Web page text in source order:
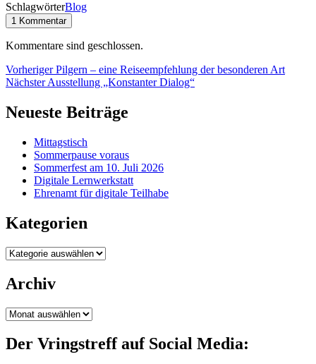
SchlagwörterBlog
1 Kommentar
Kommentare sind geschlossen.
Beitragsnavigation
VorherigerPilgern – eine Reiseempfehlung der besonderen Art
NächsterAusstellung „Konstanter Dialog“Nächster
Neueste Beiträge
Mittagstisch
Sommerpause voraus
Sommerfest am 10. Juli 2026
Digitale Lernwerkstatt
Ehrenamt für digitale Teilhabe
Kategorien
Kategorien
Archiv
Archiv
Der Vringstreff auf Social Media: